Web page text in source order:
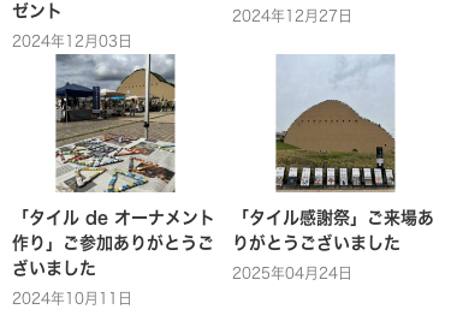
ゼント
2024年12月03日
2024年12月27日
「タイル de オーナメント
作り」ご参加ありがとうご
ざいました
2024年10月11日
「タイル感謝祭」ご来場あ
りがとうございました
2025年04月24日